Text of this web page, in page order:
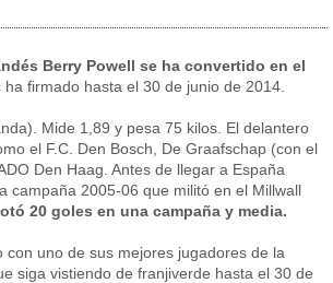
Berry Powell se ha convertido en el
ha firmado hasta el 30 de junio de 2014.
Mide 1,89 y pesa 75 kilos. El delantero
el F.C. Den Bosch, De Graafschap (con el
Den Haag. Antes de llegar a España
campaña 2005-06 que militó en el Millwall
20 goles en una campaña y media.
uno de sus mejores jugadores de la
siga vistiendo de franjiverde hasta el 30 de